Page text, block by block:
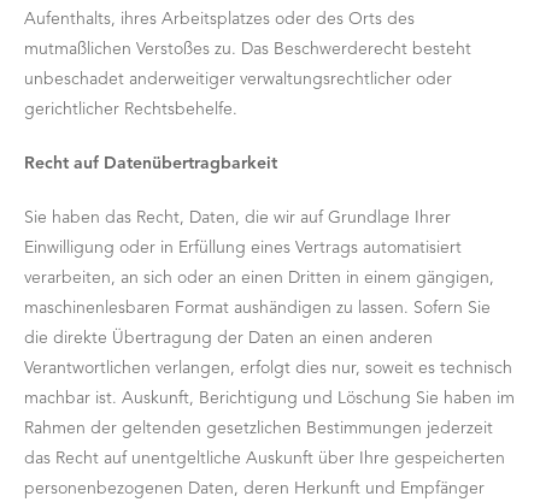
Aufenthalts, ihres Arbeitsplatzes oder des Orts des
mutmaßlichen Verstoßes zu. Das Beschwerderecht besteht
unbeschadet anderweitiger verwaltungsrechtlicher oder
gerichtlicher Rechtsbehelfe.
Recht auf Datenübertragbarkeit
Sie haben das Recht, Daten, die wir auf Grundlage Ihrer
Einwilligung oder in Erfüllung eines Vertrags automatisiert
verarbeiten, an sich oder an einen Dritten in einem gängigen,
maschinenlesbaren Format aushändigen zu lassen. Sofern Sie
die direkte Übertragung der Daten an einen anderen
Verantwortlichen verlangen, erfolgt dies nur, soweit es technisch
machbar ist. Auskunft, Berichtigung und Löschung Sie haben im
Rahmen der geltenden gesetzlichen Bestimmungen jederzeit
das Recht auf unentgeltliche Auskunft über Ihre gespeicherten
personenbezogenen Daten, deren Herkunft und Empfänger